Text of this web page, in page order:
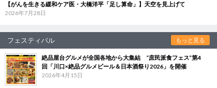
【がんを生きる緩和ケア医・大橋洋平「足し算命」】天空を見上げて
2026年7月28日
フェスティバル もっと見る
絶品屋台グルメが全国各地から大集結 “庶民派食フェス”第4
回「川口×絶品グルメビール＆日本酒祭り2026」を開催
2026年4月15日